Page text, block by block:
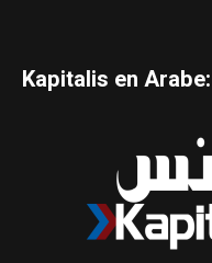
Kapitalis en Arabe: